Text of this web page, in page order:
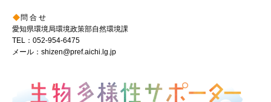
問 合 せ
愛知県環境局環境政策部自然環境課
TEL：052-954-6475
メール：shizen@pref.aichi.lg.jp